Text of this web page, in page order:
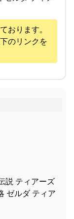
おります。
のリンクを
説 ティアーズ
ゼルダ ティア